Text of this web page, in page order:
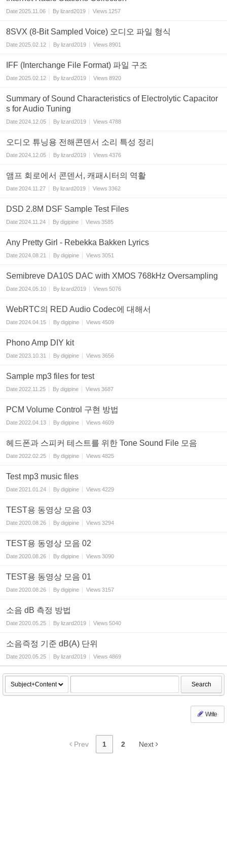
Date2025.11.06 Bylizard2019 Views 1257
8SVX (8-Bit Sampled Voice) 오디오 파일 형식
Date2025.02.12 Bylizard2019 Views 8901
IFF (Interchange File Format) 파일 구조
Date2025.02.12 Bylizard2019 Views 8920
Summary of Sound Characteristics of Electrolytic Capacitor
s for Audio Tuning
Date2024.12.05 Bylizard2019 Views 4788
오디오 튜닝용 전해콘덴서 소리 특성 정리
Date2024.12.05 Bylizard2019 Views 4376
앰프 회로에서 콘덴서, 캐패시터의 역활
Date2024.11.27 Bylizard2019 Views 3362
DSD 2.8M DSF Sample Test Files
Date2024.11.24 Bydigipine Views 3585
Any Pretty Girl - Rebekka Bakken Lyrics
Date2024.08.21 Bydigipine Views 3051
Semibreve DA10S DAC with XMOS 768kHz Oversampling
Date2024.05.10 Bylizard2019 Views 5076
WebRTC의 RED Audio Codec에 대해서
Date2024.04.15 Bydigipine Views 4509
Phono Amp DIY kit
Date2023.10.31 Bydigipine Views 3656
Sample mp3 files for test
Date2022.11.25 Bydigipine Views 3687
PCM Volume Control 구현 방법
Date2022.04.13 Bydigipine Views 4609
헤드폰과 스피커 테스트를 위한 Tone Sound File 모음
Date2022.02.25 Bydigipine Views 4825
Test mp3 music files
Date2021.01.24 Bydigipine Views 4229
TEST용 동영상 모음 03
Date2020.08.26 Bydigipine Views 3294
TEST용 동영상 모음 02
Date2020.08.26 Bydigipine Views 3090
TEST용 동영상 모음 01
Date2020.08.26 Bydigipine Views 3157
소음 dB 측정 방법
Date2020.05.25 Bylizard2019 Views 5040
소음즉정 기준 dB(A) 단위
Date2020.05.25 Bylizard2019 Views 4869
Search
Write
Prev 1 2 Next